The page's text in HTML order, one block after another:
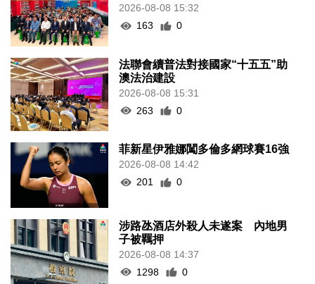
2026-08-08 15:32
163
0
法聯會續普法對接國家“十五五”助
澳法治建設
2026-08-08 15:31
263
0
菲新星伊雅娜闖多倫多網球賽16強
2026-08-08 14:42
201
0
涉路氹酒店外殺人未遂案 內地男
子被羈押
2026-08-08 14:37
1298
0